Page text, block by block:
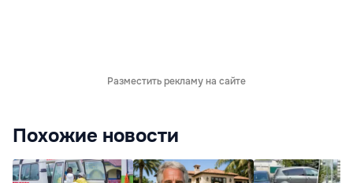
Разместить рекламу на сайте
Похожие новости